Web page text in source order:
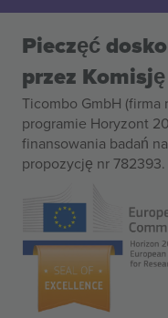
Pieczęć
przez
Ticombo GmbH (firma
programie Horyzont
finansowania badań
propozycję nr 782393.